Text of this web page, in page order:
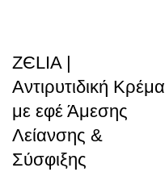
ZЄLIA |
Αντιρυτιδική Κρέμα
με εφέ Άμεσης
Λείανσης &
Σύσφιξης